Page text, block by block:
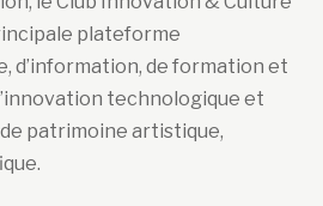
plateforme
d’information, de formation et
technologique et
patrimoine artistique,